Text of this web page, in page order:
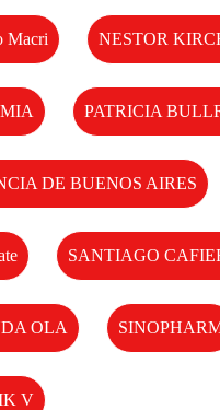
Macri NESTOR
PATRICIA
DE BUENOS AIRES
SANTIAGO
OLA
V